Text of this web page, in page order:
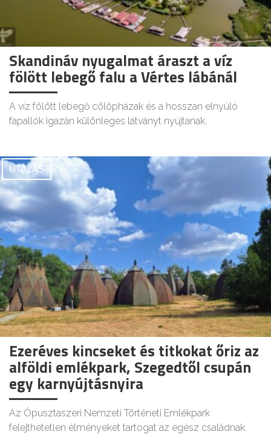
Skandináv nyugalmat áraszt a víz
fölött lebegő falu a Vértes lábánál
A víz fölött lebegő cölöpházak és a hosszan elnyúló
fapallók igazán különleges látványt nyújtanak.
UTAZÁS
Ezeréves kincseket és titkokat őriz az
alföldi emlékpark, Szegedtől csupán
egy karnyújtásnyira
Az Ópusztaszeri Nemzeti Történeti Emlékpark
felejthetetlen élményeket tartogat az egész családnak.